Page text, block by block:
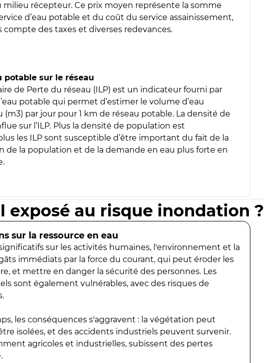
milieu récepteur. Ce prix moyen représente la somme
d’eau potable et du coût du service assainissement,
compte des taxes et diverses redevances.
potable sur le réseau
de Perte du réseau (ILP) est un indicateur fourni par
potable qui permet d’estimer le volume d’eau
(m3) par jour pour 1 km de réseau potable. La densité de
sur l’ILP. Plus la densité de population est
les ILP sont susceptible d’être important du fait de la
de la population et de la demande en eau plus forte en
exposé au risque inondation ?
sur la ressource en eau
sur les activités humaines, l'environnement et la
immédiats par la force du courant, qui peut éroder les
et mettre en danger la sécurité des personnes. Les
sont également vulnérables, avec des risques de
les conséquences s'aggravent : la végétation peut
isolées, et des accidents industriels peuvent survenir.
agricoles et industrielles, subissent des pertes